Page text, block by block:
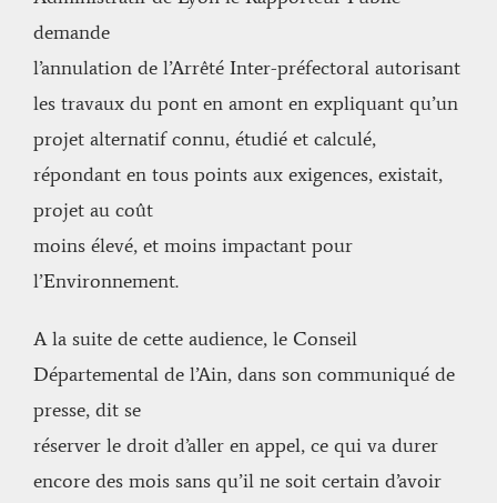
demande
l’annulation de l’Arrêté Inter-préfectoral autorisant
les travaux du pont en amont en expliquant qu’un
projet alternatif connu, étudié et calculé,
répondant en tous points aux exigences, existait,
projet au coût
moins élevé, et moins impactant pour
l’Environnement.
A la suite de cette audience, le Conseil
Départemental de l’Ain, dans son communiqué de
presse, dit se
réserver le droit d’aller en appel, ce qui va durer
encore des mois sans qu’il ne soit certain d’avoir